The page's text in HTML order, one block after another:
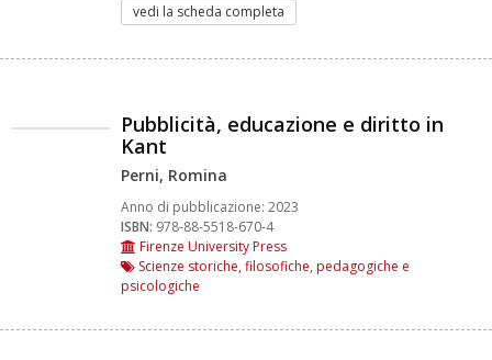
vedi la scheda completa
Pubblicità, educazione e diritto in
Kant
Perni, Romina
Anno di pubblicazione: 2023
ISBN: 978-88-5518-670-4
Firenze University Press
Scienze storiche, filosofiche, pedagogiche e
psicologiche